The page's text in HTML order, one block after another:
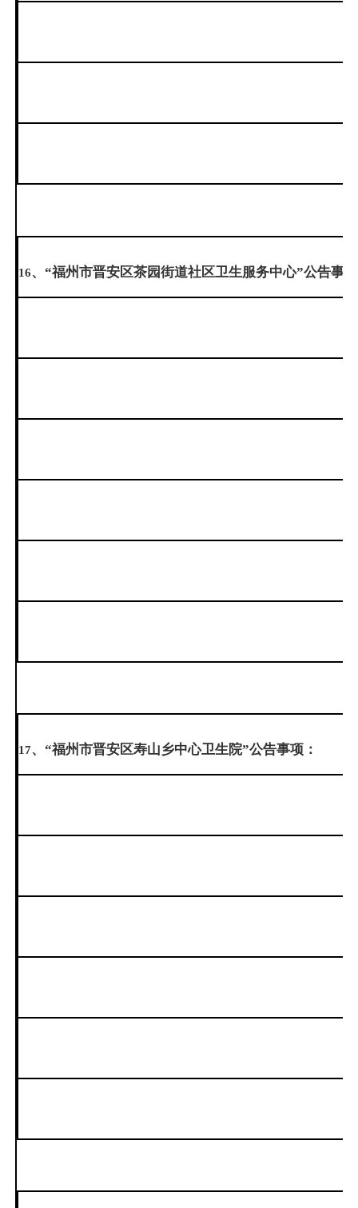
16、“福州市晋安区茶园街道社区卫生服务中心”公告事
17、“福州市晋安区寿山乡中心卫生院”公告事项：